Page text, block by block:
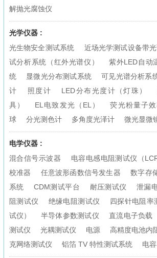
解抛光腐蚀仪
光学仪器 :
光生物安全测试系统
近场光学测试设备带
试分析系统（红外光谱仪）
紫外LED自动
统
显微光分布测试系统 可见光谱分析系
计
照度计 LED分布光度计（灯珠）
具）
EL电致发光（EL） 荧光粉量子
球
分光测色计 多角度光泽计 微光显微
电学仪器 :
混合信号示波器
电容电感电阻测试仪（
校准器
任意波形函数信号发生器 数字存
系统
CDM测试平台 耐压测试仪 泄漏
阻测试仪
绝缘电阻测试仪
四探针电阻率
试仪）
半导体参数测试仪 直流电子负载
测试仪
光耦测试仪 电源 高精度电池内
克网络测试仪
铝箔 TV 特性测试系统 电